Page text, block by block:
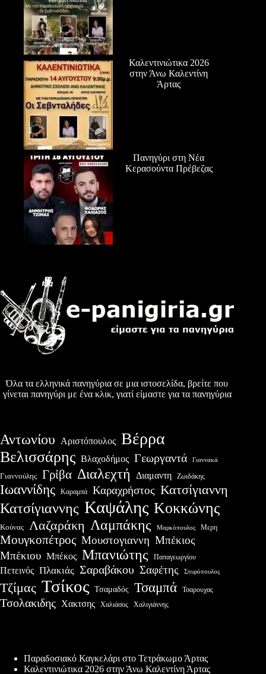
Καλεντινιώτικα 2026
στην Άνω Καλεντίνη
Άρτας
Πανηγύρι στη Νέα
Κερασούντα Πρέβεζας
Όλα τα ελληνικά πανηγύρια σε μια ιστοσελίδα, βρείτε που
γίνεται πανηγύρι με ένα κλικ, γιατί είμαστε για τα πανηγύρια
Αντωνίου Αριστόπουλος Βέρρα
Βελισσάρης Βλαχοδήμος Γεωργαντά Γιαννακά
Γιαννούλης Γρίβα Διαλεχτή Διαμαντη Ζωιδάκης
Ιωαννίδης Καραμπά Καραχρήστος Κατσίγιαννη
Κατσίγιαννης Καψάλης Κοκκώνης
Κούνας Λαζαράκη Λαμπάκης Μαρκόπουλος Μερη
Μουγκοπέτρος Μουστογιαννη Μπέκιος
Μπέκιου Μπέκος Μπανιώτης Παπαγεωργίου
Πετεινός Πλακιάς Σαραβάκου Σαφέτης Σπυρόπουλος
Τζίμας Τσίκος Τσαμαδός Τσαμπά Τσαρουχας
Τσολακιδης Χακτσης Χαλιάσος Χαλιγιάννης
Παραδοσιακό Καγκελάρι στο Τετράκωμο Άρτας
Καλεντινιώτικα 2026 στην Άνω Καλεντίνη Άρτας